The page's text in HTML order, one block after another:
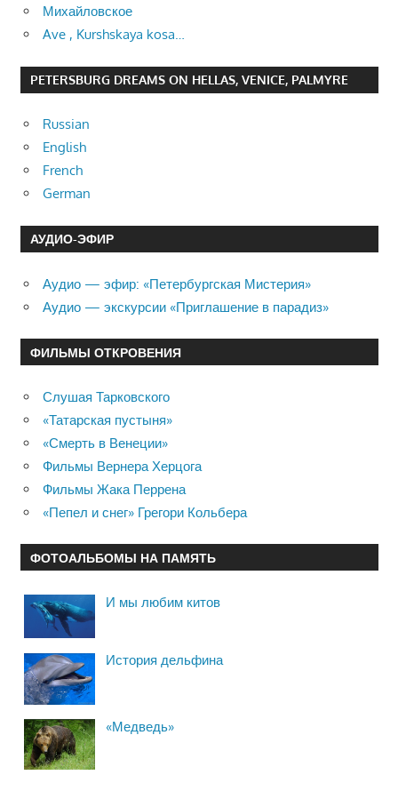
Михайловское
Ave , Kurshskaya kosa…
PETERSBURG DREAMS ON HELLAS, VENICE, PALMYRE
Russian
English
French
German
АУДИО-ЭФИР
Аудио — эфир: «Петербургская Мистерия»
Аудио — экскурсии «Приглашение в парадиз»
ФИЛЬМЫ ОТКРОВЕНИЯ
Слушая Тарковского
«Татарская пустыня»
«Смерть в Венеции»
Фильмы Вернера Херцога
Фильмы Жака Перрена
«Пепел и снег» Грегори Кольбера
ФОТОАЛЬБОМЫ НА ПАМЯТЬ
И мы любим китов
История дельфина
«Медведь»